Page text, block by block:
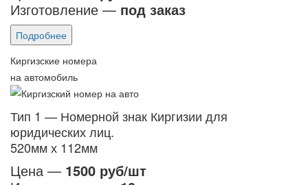
Изготовление — под заказ
Подробнее
Киргизские номера
на автомобиль
Тип 1 — Номерной знак Киргизии для
юридических лиц.
520мм х 112мм
Цена — 1500 руб/шт